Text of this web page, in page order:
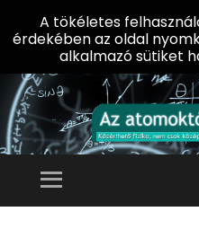
Menü
A tökéletes
érdekében az oldal
alkalmazó sütiket